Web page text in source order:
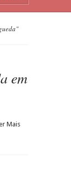
em
Mais